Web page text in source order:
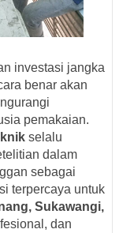
investasi jangka
benar akan
pemakaian.
selalu
dalam
sebagai
terpercaya untuk
Sukawangi,
dan